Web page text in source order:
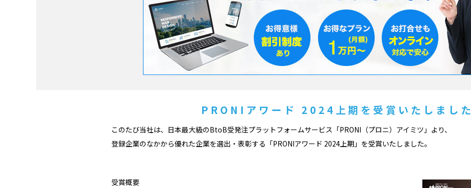
PRONIアワード 2024上期を受賞いたしました
このたび当社は、日本最大級のBtoB受発注プラットフォームサービス「PRONI（プロニ）アイミツ」より、
登録企業のなかから優れた企業を選出・表彰する「PRONIアワード 2024上期」を受賞いたしました。
受賞概要